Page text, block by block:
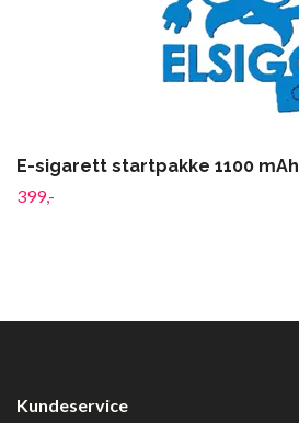
E-sigarett startpakke 1100 mAh
399,-
Kundeservice